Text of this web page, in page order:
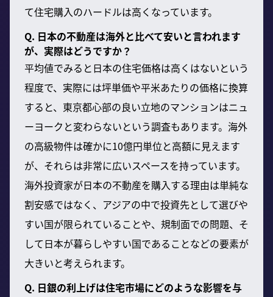
て住宅購入のハードルは高くなっています。
Q. 日本の不動産は海外と比べて安いと言われます
が、実際はどうですか？
平均値でみると日本の住宅価格は高くはないという
程度で、実際には坪単価や平米あたりの価格に換算
すると、東京都心部の良い立地のマンションはニュ
ーヨークと変わらないという調査もあります。海外
の高級物件は確かに10億円単位と高額に見えます
が、それらは非常に広いスペースを持っています。
海外投資家が日本の不動産を購入する理由は単純な
割安感ではなく、アジアの中で投資先として選びや
すい国が限られていることや、規制面での問題、そ
して日本が暮らしやすい国であることなどの要素が
大きいと考えられます。
Q. 日銀の利上げは住宅市場にどのような影響を与